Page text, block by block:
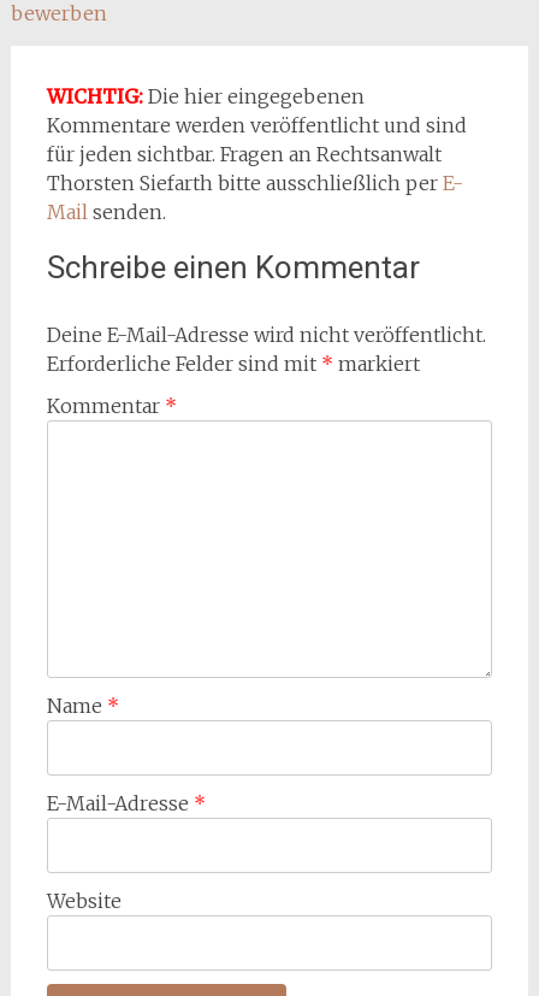
bewerben
WICHTIG:Die hier eingegebenen
Kommentare werden veröffentlicht und sind
für jeden sichtbar. Fragen an Rechtsanwalt
Thorsten Siefarth bitte ausschließlich per E-
Mailsenden.
Schreibe einen Kommentar
Deine E-Mail-Adresse wird nicht veröffentlicht.
Erforderliche Felder sind mit * markiert
Kommentar *
Name *
E-Mail-Adresse *
Website